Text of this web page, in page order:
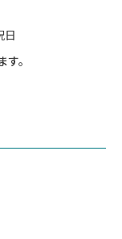
日
。